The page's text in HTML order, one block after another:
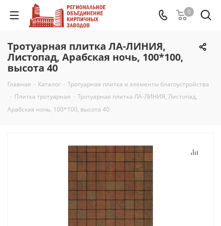
0
Тротуарная плитка ЛА-ЛИНИЯ,
Листопад, Арабская ночь, 100*100,
высота 40
Главная - Каталог - Тротуарная плитка и элементы благоустройства
- Плитка тротуарная - Тротуарная плитка ЛА-ЛИНИЯ, Листопад,
Арабская ночь, 100*100, высота 40